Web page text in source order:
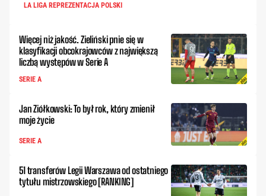
LA LIGA REPREZENTACJA POLSKI
Więcej niż jakość. Zieliński pnie się w
klasyfikacji obcokrajowców z największą
liczbą występów w Serie A
SERIE A
Jan Ziółkowski: To był rok, który zmienił
moje życie
SERIE A
51 transferów Legii Warszawa od ostatniego
tytułu mistrzowskiego [RANKING]